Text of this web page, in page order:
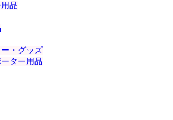
品
・グッズ
ター用品